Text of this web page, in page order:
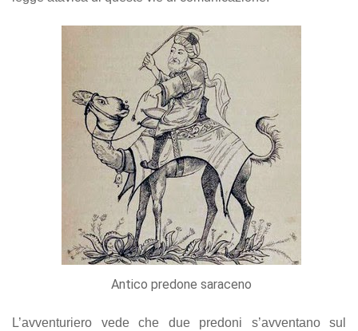
Antico predone saraceno
L’avventuriero vede che due predoni s’avventano sul